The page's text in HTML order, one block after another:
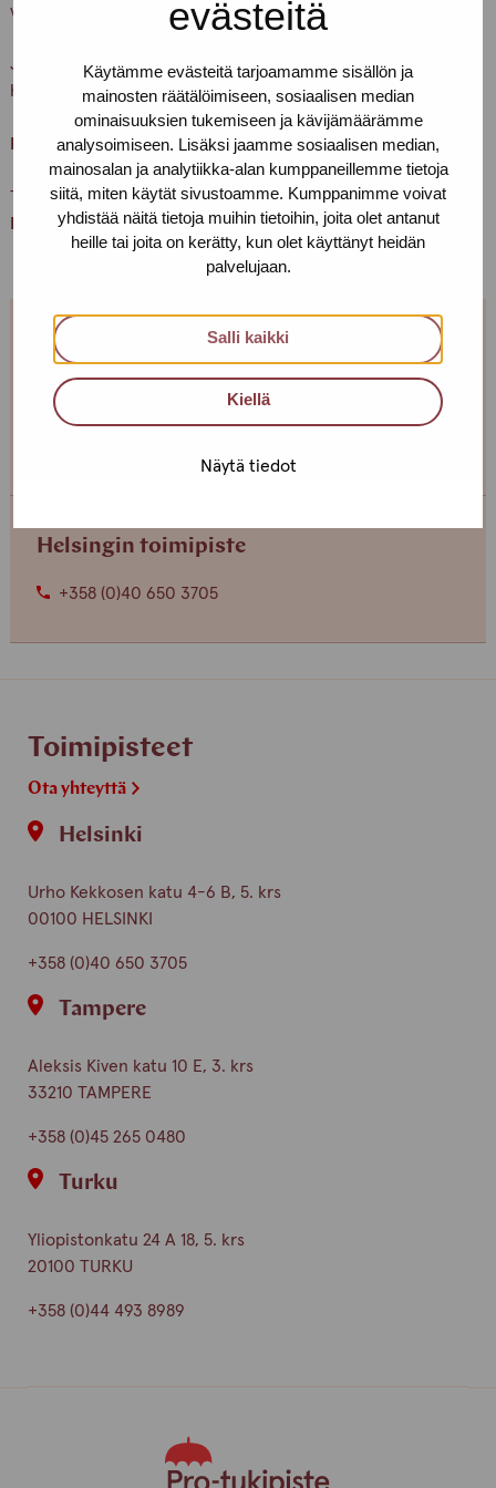
evästeitä
Käytämme evästeitä tarjoamamme sisällön ja
mainosten räätälöimiseen, sosiaalisen median
ominaisuuksien tukemiseen ja kävijämäärämme
analysoimiseen. Lisäksi jaamme sosiaalisen median,
mainosalan ja analytiikka-alan kumppaneillemme tietoja
siitä, miten käytät sivustoamme. Kumppanimme voivat
yhdistää näitä tietoja muihin tietoihin, joita olet antanut
heille tai joita on kerätty, kun olet käyttänyt heidän
palvelujaan.
Salli kaikki
Kiellä
Näytä tiedot
vedä ovenkahvasta.
Ja muistathan, että asioithan meillä vain terveenä. Pidetään
huolta itsestämme ja toisistamme
Lämpimästi tervetuloa!
Terveisin,
Helsingin Pro-tukipisteen porukka
Jos et pääse paikalle, mutta haluaisit
tavata, niin ota yhteyttä!
Helsingin toimipiste
+358 (0)40 650 3705
Toimipisteet
Ota yhteyttä
Helsinki
Urho Kekkosen katu 4-6 B, 5. krs
00100 HELSINKI
+358 (0)40 650 3705
Tampere
Aleksis Kiven katu 10 E, 3. krs
33210 TAMPERE
+358 (0)45 265 0480
Turku
Yliopistonkatu 24 A 18, 5. krs
20100 TURKU
+358 (0)44 493 8989